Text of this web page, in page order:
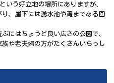
いう好立地の場所にありますが、
、崖下には湧水池や滝まである回
にはちょうど良い広さの公園で、
や老夫婦の方がたくさんいらっし